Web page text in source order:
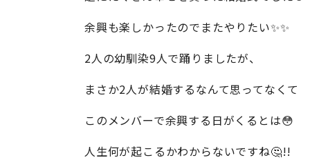
余興も楽しかったのでまたやりたい✨✨
2人の幼馴染9人で踊りましたが、
まさか2人が結婚するなんて思ってなくて
このメンバーで余興する日がくるとは😳
人生何が起こるかわからないですね🤔!!